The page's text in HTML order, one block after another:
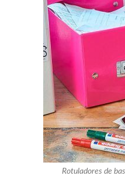
Rotuladores de